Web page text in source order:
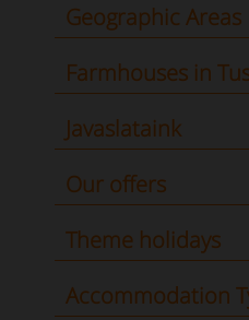
Geographic Areas
Farmhouses in
Javaslataink
Our offers
Theme holidays
Accommodation